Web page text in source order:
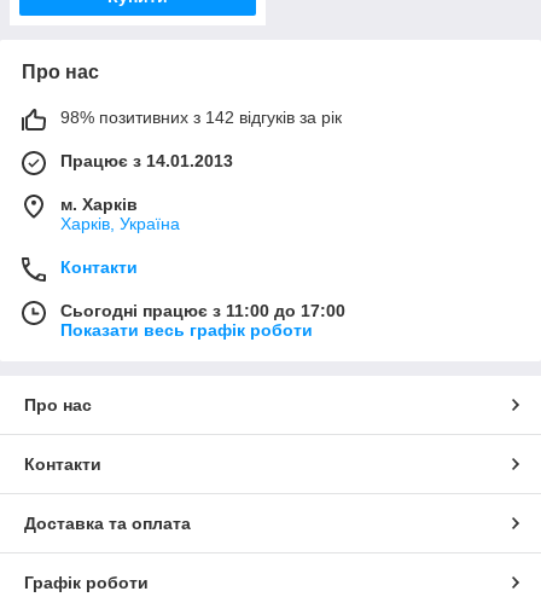
Про нас
98% позитивних з 142 відгуків за рік
Працює з 14.01.2013
м. Харків
Харків, Україна
Контакти
Сьогодні працює з 11:00 до 17:00
Показати весь графік роботи
Про нас
Контакти
Доставка та оплата
Графік роботи